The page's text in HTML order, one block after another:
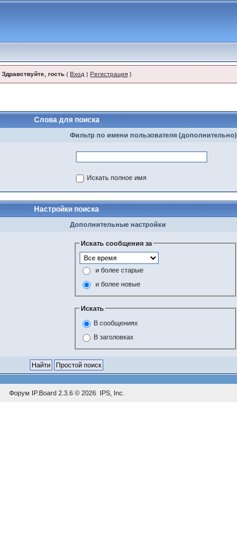
Здравствуйте, гость (Вход |Регистрация )
Слова для поиска
Фильтр по имени пользователя (дополнительно)
Искать полное имя
Настройки поиска
Дополнительные настройки
Искать сообщения за
и более старые
и более новые
Искать
В сообщениях
В заголовках
Форум IP.Board2.3.6 © 2026 IPS, Inc